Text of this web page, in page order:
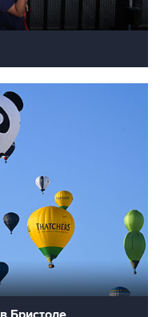
Бристоле